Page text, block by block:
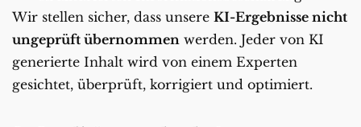
Wir stellen sicher, dass unsere KI-Ergebnisse nicht
ungeprüft übernommen werden. Jeder von KI
generierte Inhalt wird von einem Experten
gesichtet, überprüft, korrigiert und optimiert.